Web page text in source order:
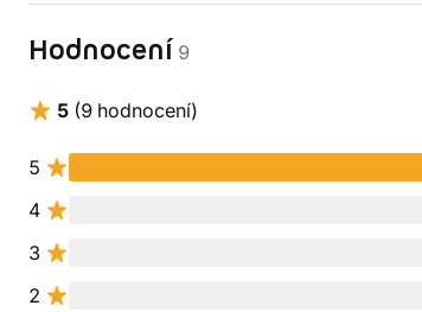
Hodnocení 9
5 (9 hodnocení)
5
4
3
2